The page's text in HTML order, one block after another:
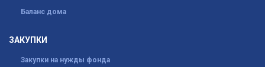
Баланс дома
ЗАКУПКИ
Закупки на нужды фонда